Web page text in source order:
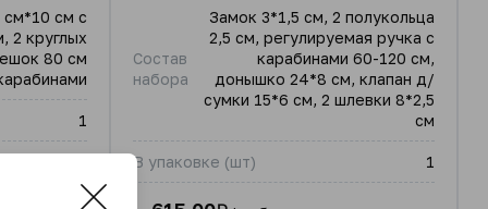
см*10 см с
2 круглых
80 см
1
Состав
набора
Замок 3*1,5 см, 2 полукольца
2,5 см, регулируемая ручка с
карабинами 60-120 см,
донышко 24*8 см, клапан д/
сумки 15*6 см, 2 шлевки 8*2,5
см
В упаковке (шт) 1